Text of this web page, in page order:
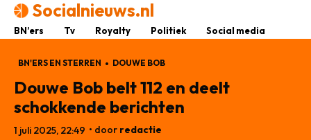
Socialnieuws.nl
BN’ers Tv Royalty Politiek Social media
BN'ERS EN STERREN DOUWE BOB
Douwe Bob belt 112 en deelt
schokkende berichten
1 juli 2025, 22:49 • door redactie